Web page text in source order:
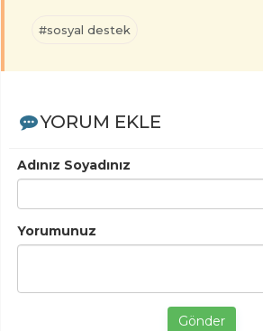
#sosyal destek
YORUM EKLE
Adınız Soyadınız
Yorumunuz
Gönder